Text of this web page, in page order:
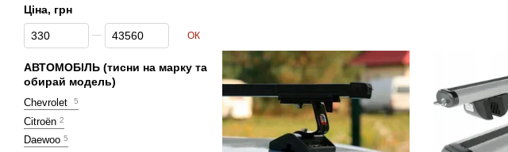
Ціна, грн
Від Ціна, грн
До Ціна, грн ОК
АВТОМОБІЛЬ (тисни на марку та
обирай модель)
Chevrolet 5
Citroën 2
Daewoo 5